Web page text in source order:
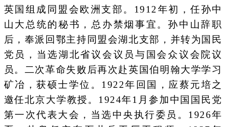
英国组成同盟会欧洲支部。1912年初，任孙中
山大总统的秘书，总办禁烟事宜。孙中山辞职
后，奉派回鄂主持同盟会湖北支部，并转为国民
党员，当选湖北省议会议员与国会众议会院议
员。二次革命失败后再次赴英国伯明翰大学学习
矿冶，获硕士学位。1922年回国，应蔡元培之
邀任北京大学教授。1924年1月参加中国国民党
第一次代表大会，当选中央执行委员。1926年